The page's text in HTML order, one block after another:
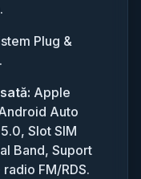
Plug &
Apple
Auto
Slot SIM
Band, Suport
FM/RDS.